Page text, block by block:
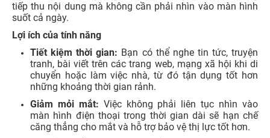
tiếp thu nội dung mà không cần phải nhìn vào màn hình
suốt cả ngày.
Lợi ích của tính năng
Tiết kiệm thời gian: Bạn có thể nghe tin tức, truyện
tranh, bài viết trên các trang web, mạng xã hội khi di
chuyển hoặc làm việc nhà, từ đó tận dụng tốt hơn
những khoảng thời gian rảnh.
Giảm mỏi mắt: Việc không phải liên tục nhìn vào
màn hình điện thoại trong thời gian dài sẽ hạn chế
căng thẳng cho mắt và hỗ trợ bảo vệ thị lực tốt hơn.